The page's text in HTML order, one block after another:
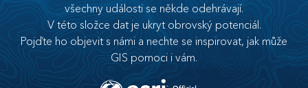
všechny události se někde odehrávají.
V této složce dat je ukryt obrovský potenciál.
Pojďte ho objevit s námi a nechte se inspirovat, jak může
GIS pomoci i vám.